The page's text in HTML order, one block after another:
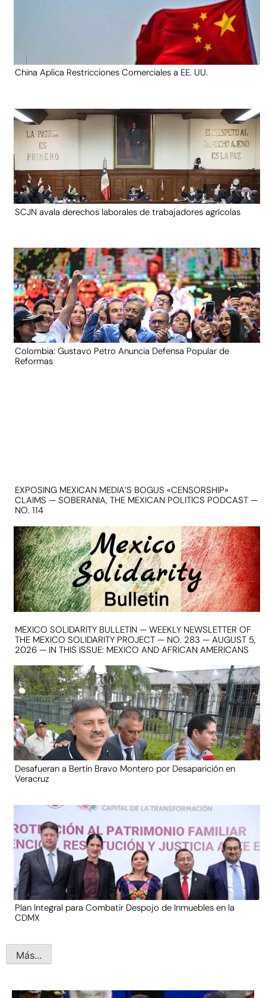
China Aplica Restricciones Comerciales a EE. UU.
SCJN avala derechos laborales de trabajadores agrícolas
Colombia: Gustavo Petro Anuncia Defensa Popular de
Reformas
EXPOSING MEXICAN MEDIA’S BOGUS «CENSORSHIP»
CLAIMS — SOBERANIA, THE MEXICAN POLITICS PODCAST —
NO. 114
MEXICO SOLIDARITY BULLETIN — WEEKLY NEWSLETTER OF
THE MEXICO SOLIDARITY PROJECT — NO. 283 — AUGUST 5,
2026 — IN THIS ISSUE: MEXICO AND AFRICAN AMERICANS
Desafueran a Bertín Bravo Montero por Desaparición en
Veracruz
Plan Integral para Combatir Despojo de Inmuebles en la
CDMX
Más...